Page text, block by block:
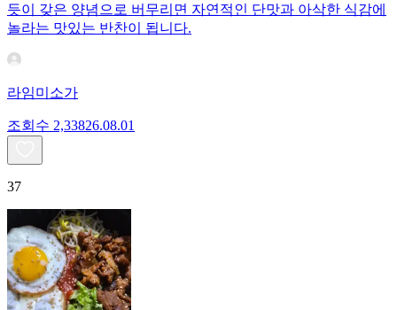
듯이 갖은 양념으로 버무리면 자연적인 단맛과 아삭한 식감에
놀라는 맛있는 반찬이 됩니다.
라임미소가
조회수 2,33826.08.01
37